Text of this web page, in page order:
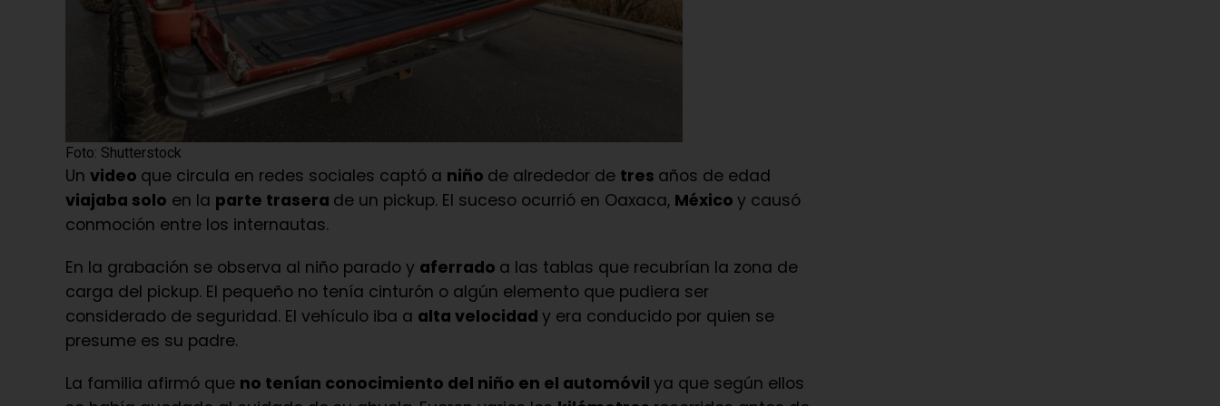
Foto: Shutterstock
Un video que circula en redes sociales captó a niño de alrededor de tres años de edad
viajaba solo en la parte trasera de un pickup. El suceso ocurrió en Oaxaca, México y causó
conmoción entre los internautas.
En la grabación se observa al niño parado y aferrado a las tablas que recubrían la zona de
carga del pickup. El pequeño no tenía cinturón o algún elemento que pudiera ser
considerado de seguridad. El vehículo iba a alta velocidad y era conducido por quien se
presume es su padre.
La familia afirmó que no tenían conocimiento del niño en el automóvil ya que según ellos